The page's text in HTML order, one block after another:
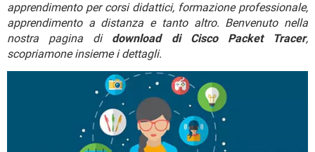
apprendimento per corsi didattici, formazione professionale,
apprendimento a distanza e tanto altro. Benvenuto nella
nostra pagina di download di Cisco Packet Tracer,
scopriamone insieme i dettagli.